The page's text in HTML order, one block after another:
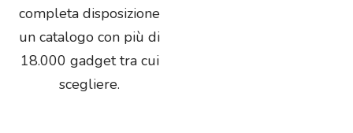
completa disposizione
un catalogo con più di
18.000 gadget tra cui
scegliere.